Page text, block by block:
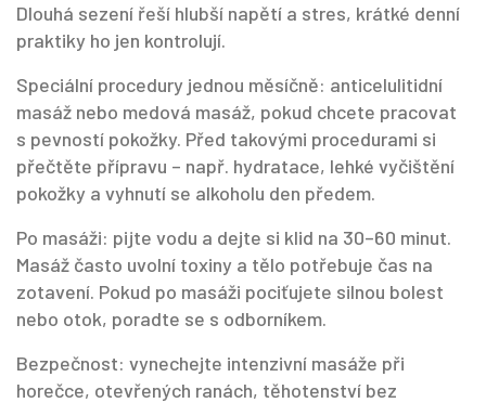
Dlouhá sezení řeší hlubší napětí a stres, krátké denní
praktiky ho jen kontrolují.
Speciální procedury jednou měsíčně: anticelulitidní
masáž nebo medová masáž, pokud chcete pracovat
s pevností pokožky. Před takovými procedurami si
přečtěte přípravu – např. hydratace, lehké vyčištění
pokožky a vyhnutí se alkoholu den předem.
Po masáži: pijte vodu a dejte si klid na 30–60 minut.
Masáž často uvolní toxiny a tělo potřebuje čas na
zotavení. Pokud po masáži pociťujete silnou bolest
nebo otok, poradte se s odborníkem.
Bezpečnost: vynechejte intenzivní masáže při
horečce, otevřených ranách, těhotenství bez